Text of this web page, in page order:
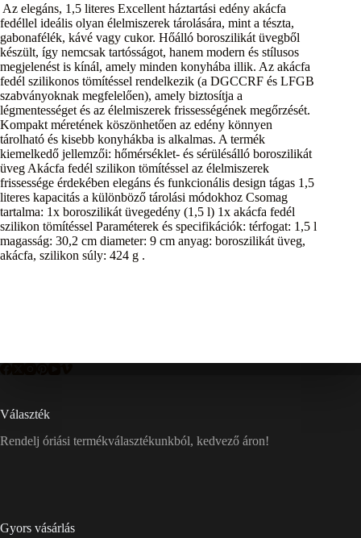
Az elegáns, 1,5 literes Excellent háztartási edény akácfa
fedéllel ideális olyan élelmiszerek tárolására, mint a tészta,
gabonafélék, kávé vagy cukor. Hőálló boroszilikát üvegből
készült, így nemcsak tartósságot, hanem modern és stílusos
megjelenést is kínál, amely minden konyhába illik. Az akácfa
fedél szilikonos tömítéssel rendelkezik (a DGCCRF és LFGB
szabványoknak megfelelően), amely biztosítja a
légmentességet és az élelmiszerek frissességének megőrzését.
Kompakt méretének köszönhetően az edény könnyen
tárolható és kisebb konyhákba is alkalmas. A termék
kiemelkedő jellemzői: hőmérséklet- és sérülésálló boroszilikát
üveg Akácfa fedél szilikon tömítéssel az élelmiszerek
frissessége érdekében elegáns és funkcionális design tágas 1,5
literes kapacitás a különböző tárolási módokhoz Csomag
tartalma: 1x boroszilikát üvegedény (1,5 l) 1x akácfa fedél
szilikon tömítéssel Paraméterek és specifikációk: térfogat: 1,5 l
magasság: 30,2 cm diameter: 9 cm anyag: boroszilikát üveg,
akácfa, szilikon súly: 424 g .
Választék
Rendelj óriási termékválasztékunkból, kedvező áron!
Gyors vásárlás